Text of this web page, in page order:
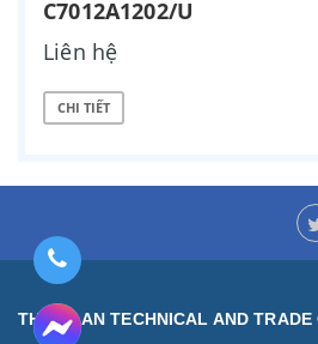
C7012A1202/U
Liên hệ
CHI TIẾT
THUAN AN TECHNICAL AND TRADE